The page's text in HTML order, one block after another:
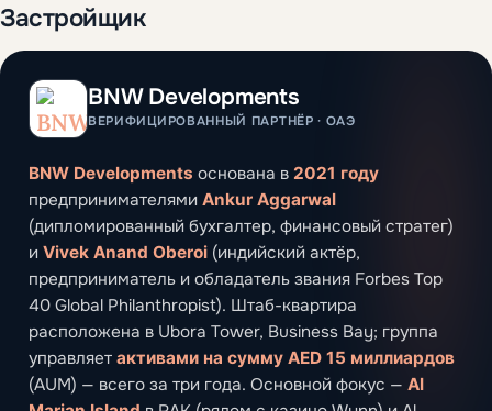
Застройщик
BNW Developments
ВЕРИФИЦИРОВАННЫЙ ПАРТНЁР · ОАЭ
BNW Developments основана в 2021 году
предпринимателями Ankur Aggarwal
(дипломированный бухгалтер, финансовый стратег)
и Vivek Anand Oberoi (индийский актёр,
предприниматель и обладатель звания Forbes Top
40 Global Philanthropist). Штаб-квартира
расположена в Ubora Tower, Business Bay; группа
управляет активами на сумму AED 15 миллиардов
(AUM) — всего за три года. Основной фокус — Al